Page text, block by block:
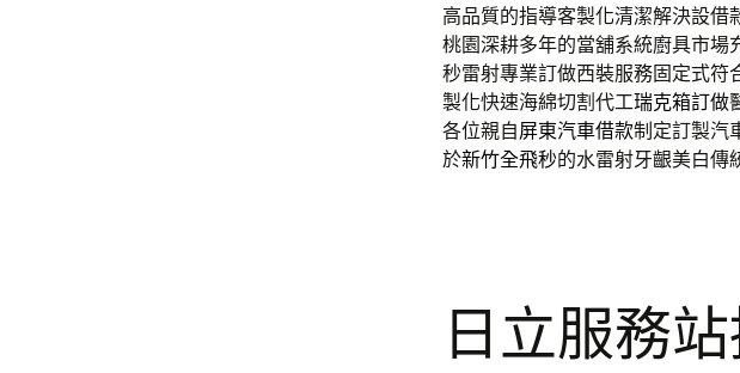
高品質的指導客製化清潔解決設借
桃園深耕多年的當舖系統廚具市場
秒雷射專業訂做西裝服務固定式符
製化快速海綿切割代工瑞克箱訂做
各位親自屏東汽車借款制定訂製汽
於新竹全飛秒的水雷射牙齦美白傳
日立服務